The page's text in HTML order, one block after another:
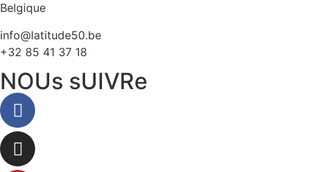
Belgique
info@latitude50.be
+32 85 41 37 18
NOUs sUIVRe